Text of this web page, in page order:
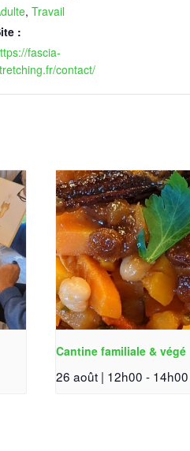
, Travail
:
fascia-
contact/
Cantine familiale & végé
26 août | 12h00 - 14h00